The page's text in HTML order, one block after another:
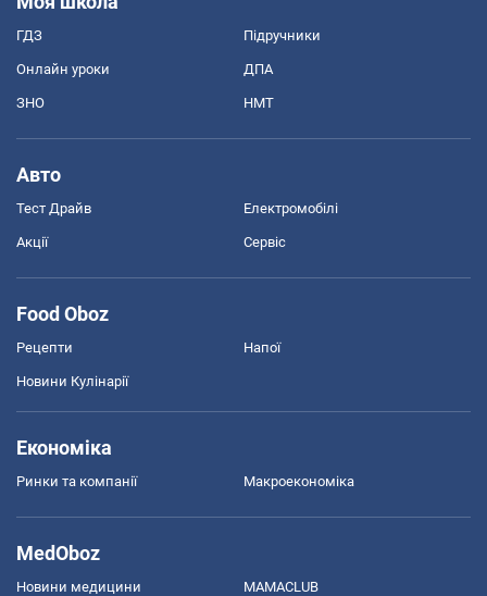
ГДЗ Підручники
Онлайн уроки ДПА
ЗНО НМТ
Авто
Тест Драйв Електромобілі
Акції Сервіс
Food Oboz
Рецепти Напої
Новини Кулінарії
Економіка
Ринки та компанії Макроекономіка
MedOboz
Новини медицини MAMACLUB